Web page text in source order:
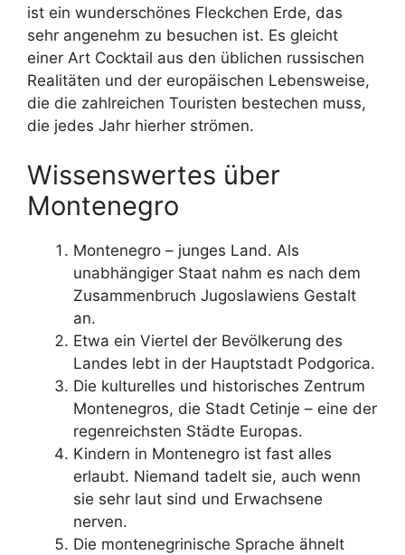
ist ein wunderschönes Fleckchen Erde, das
sehr angenehm zu besuchen ist. Es gleicht
einer Art Cocktail aus den üblichen russischen
Realitäten und der europäischen Lebensweise,
die die zahlreichen Touristen bestechen muss,
die jedes Jahr hierher strömen.
Wissenswertes über
Montenegro
Montenegro – junges Land. Als
unabhängiger Staat nahm es nach dem
Zusammenbruch Jugoslawiens Gestalt
an.
Etwa ein Viertel der Bevölkerung des
Landes lebt in der Hauptstadt Podgorica.
Die kulturelles und historisches Zentrum
Montenegros, die Stadt Cetinje – eine der
regenreichsten Städte Europas.
Kindern in Montenegro ist fast alles
erlaubt. Niemand tadelt sie, auch wenn
sie sehr laut sind und Erwachsene
nerven.
Die montenegrinische Sprache ähnelt